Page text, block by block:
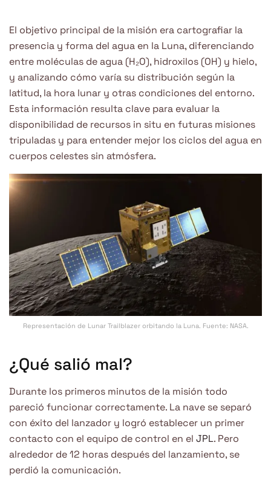
El objetivo principal de la misión era cartografiar la
presencia y forma del agua en la Luna, diferenciando
entre moléculas de agua (H₂O), hidroxilos (OH) y hielo,
y analizando cómo varía su distribución según la
latitud, la hora lunar y otras condiciones del entorno.
Esta información resulta clave para evaluar la
disponibilidad de recursos in situ en futuras misiones
tripuladas y para entender mejor los ciclos del agua en
cuerpos celestes sin atmósfera.
Representación de Lunar Trailblazer orbitando la Luna. Fuente: NASA.
¿Qué salió mal?
Durante los primeros minutos de la misión todo
pareció funcionar correctamente. La nave se separó
con éxito del lanzador y logró establecer un primer
contacto con el equipo de control en el JPL. Pero
alrededor de 12 horas después del lanzamiento, se
perdió la comunicación.